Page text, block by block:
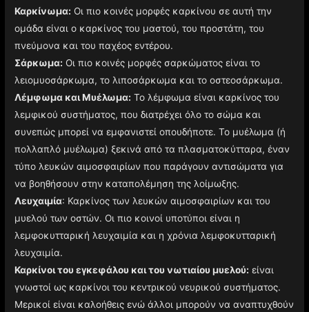
Καρκίνωμα: Οι πιο κοινές μορφές καρκίνου σε αυτή την
ομάδα είναι ο καρκίνος του μαστού, του προστάτη, του
πνεύμονα και του παχέος εντέρου.
Σάρκωμα: Οι πιο κοινές μορφές σαρκώματος είναι το
λειομυοσάρκωμα, το λιποσάρκωμα και το οστεοσάρκωμα.
Λέμφωμα και Μυέλωμα: Το λέμφωμα είναι καρκίνος του
λεμφικού συστήματος, που διατρέχει όλο το σώμα και
συνεπώς μπορεί να εμφανιστεί οπουδήποτε. Το μυέλωμα (ή
πολλαπλό μυέλωμα) ξεκινά από τα πλασματοκύτταρα, έναν
τύπο λευκών αιμοσφαιρίων που παράγουν αντισώματα για
να βοηθήσουν στην καταπολέμηση της λοίμωξης.
Λευχαιμία: Καρκίνος των λευκών αιμοσφαιρίων και του
μυελού των οστών. Οι πιο κοινοί υποτύποι είναι η
λεμφοκυτταρική λευχαιμία και η χρόνια λεμφοκυτταρική
λευχαιμία.
Καρκίνοι του εγκεφάλου και του νωτιαίου μυελού: είναι
γνωστοί ως καρκίνοι του κεντρικού νευρικού συστήματος.
Μερικοί είναι καλοήθεις ενώ άλλοι μπορούν να αναπτυχθούν